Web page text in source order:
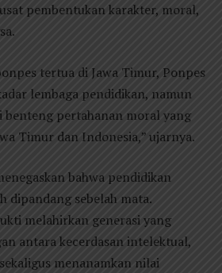
pembentukan karakter, moral,
tertua di Jawa Timur, Ponpes
lembaga pendidikan, namun
benteng pertahanan moral yang
Timur dan Indonesia,” ujarnya.
bahwa pendidikan
dipandang sebelah mata.
melahirkan generasi yang
antara kecerdasan intelektual,
menanamkan nilai